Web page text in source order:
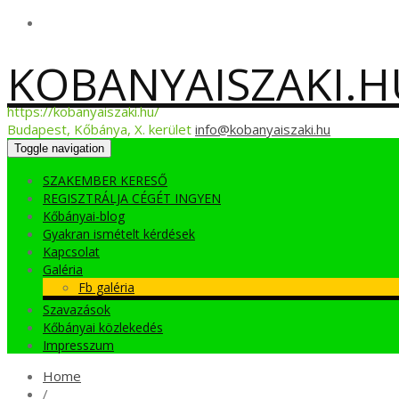
https://kobanyaiszaki.hu/
Budapest, Kőbánya, X. kerület info@kobanyaiszaki.hu
Toggle navigation
SZAKEMBER KERESŐ
REGISZTRÁLJA CÉGÉT INGYEN
Kőbányai-blog
Gyakran ismételt kérdések
Kapcsolat
Galéria
Fb galéria
Szavazások
Kőbányai közlekedés
Impresszum
Home
/